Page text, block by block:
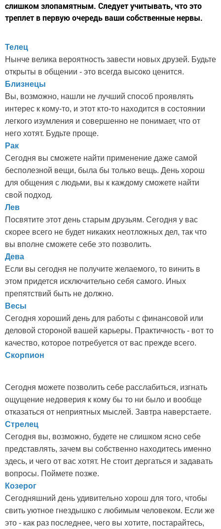
слишком злопамятным. Следует учитывать, что это
треплет в первую очередь ваши собственные нервы.
Телец
Нынче велика вероятность завести новых друзей. Будьте
открыты в общении - это всегда высоко ценится.
Близнецы
Вы, возможно, нашли не лучший способ проявлять
интерес к кому-то, и этот кто-то находится в состоянии
легкого изумления и совершенно не понимает, что от
него хотят. Будьте проще.
Рак
Сегодня вы сможете найти применение даже самой
бесполезной вещи, была бы только вещь. День хорош
для общения с людьми, вы к каждому сможете найти
свой подход.
Лев
Посвятите этот день старым друзьям. Сегодня у вас
скорее всего не будет никаких неотложных дел, так что
вы вполне сможете себе это позволить.
Дева
Если вы сегодня не получите желаемого, то винить в
этом придется исключительно себя самого. Иных
препятствий быть не должно.
Весы
Сегодня хороший день для работы с финансовой или
деловой стороной вашей карьеры. Практичность - вот то
качество, которое потребуется от вас прежде всего.
Скорпион
Сегодня можете позволить себе расслабиться, изгнать
ощущение недоверия к кому бы то ни было и вообще
отказаться от неприятных мыслей. Завтра наверстаете.
Стрелец
Сегодня вы, возможно, будете не слишком ясно себе
представлять, зачем вы собственно находитесь именно
здесь, и чего от вас хотят. Не стоит дергаться и задавать
вопросы. Поймете позже.
Козерог
Сегодняшний день удивительно хорош для того, чтобы
свить уютное гнездышко с любимым человеком. Если же
это - как раз последнее, чего вы хотите, постарайтесь,